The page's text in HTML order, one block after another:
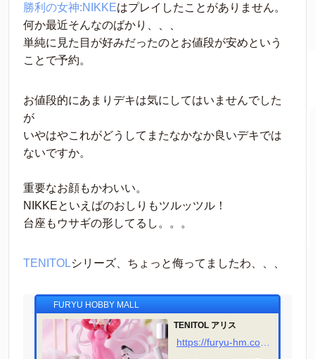
勝利の女神:NIKKEはプレイしたことがありません。
何か最近そんなのばかり、、、
単純に見た目が好みだったのとお値段が安めという
ことで予約。
お値段的にあまりデキは気にしてはいませんでした
が
いやはやこれがどうしてまたなかなか良いデキでは
ないですか。
重要なお顔もかわいい。
NIKKEといえばのおしりもツルッツル！
台座もウサギの形してるし。。。
TENITOLシリーズ、ちょっと侮ってましたわ、、、
FURYU HOBBY MALL
TENITOL アリス